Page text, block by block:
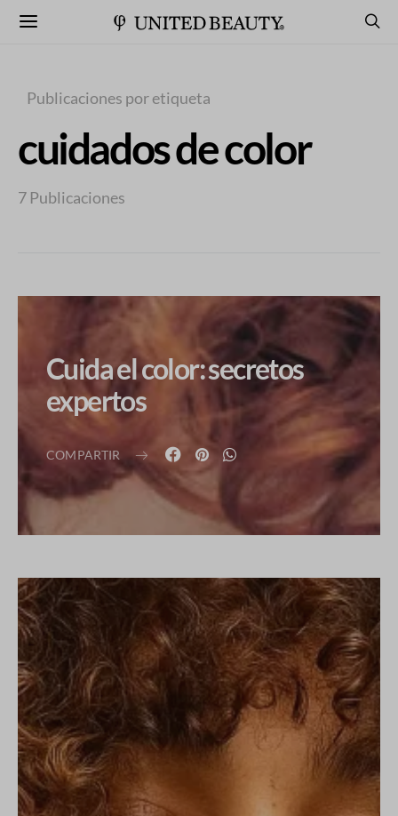
Publicaciones por etiqueta
cuidados de color
7 Publicaciones
Cuida el color: secretos
expertos
COMPARTIR